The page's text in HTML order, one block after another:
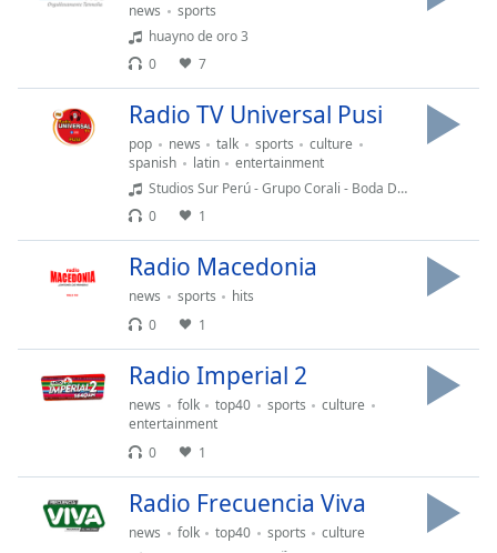
window.
news
sports
huayno de oro 3
0
7
Radio TV Universal Pusi
pop news talk sports
culture
spanish
latin
entertainment
Studios Sur Perú - Grupo Corali - Boda De Richard & Estefani Llachahui Coata Puno 2024
0
1
Radio Macedonia
news sports
hits
0
1
Radio Imperial 2
news folk top40 sports
culture
entertainment
0
1
Radio Frecuencia Viva
news folk top40 sports
culture